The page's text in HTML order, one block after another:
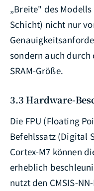
„Breite" des
Schicht) nicht nur
sondern auch durch
SRAM-Größe.
3.3 Hardware-
Die FPU (Floating
Befehlssatz (Digital
Cortex-M7 können
erheblich
nutzt den CMSIS-